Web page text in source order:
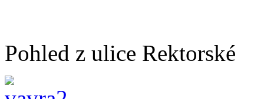
Pohled z ulice Rektorské